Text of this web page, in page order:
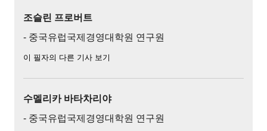
조슬린 프로버트
- 중국유럽국제경영대학원 연구원
이 필자의 다른 기사 보기
수멜리카 바타차리야
- 중국유럽국제경영대학원 연구원